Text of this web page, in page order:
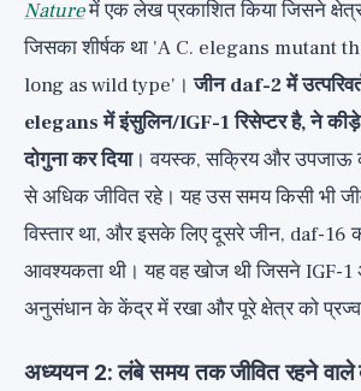
Natureमें एक लेख प्रकाशित किया जिसने क्षेत्र
जिसका शीर्षक था 'A C. elegans mutant
long as wild type'।जीन daf-2 में
elegans में इंसुलिन/IGF-1 रिसेप्टर है, ने
दोगुना कर दिया। वयस्क, सक्रिय और उपजाऊ
से अधिक जीवित रहे। यह उस समय किसी भी
विस्तार था, और इसके लिए दूसरे जीन, daf-16
आवश्यकता थी। यह वह खोज थी जिसने IGF-1
अनुसंधान के केंद्र में रखा और पूरे क्षेत्र को
अध्ययन 2: लंबे समय तक जीवित रहने